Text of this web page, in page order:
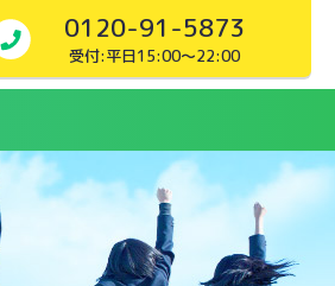
0120-91-5873
受付:平日15:00～22:00